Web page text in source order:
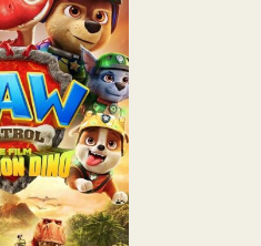
Sortie:
Genre:
Animation
Comédie
FamilleDuration:
Langue: